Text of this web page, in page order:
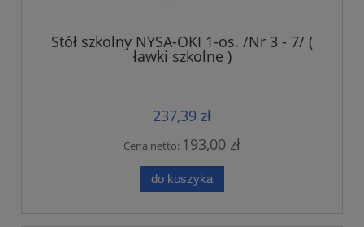
Stół szkolny NYSA-OKI 1-os. /Nr 3 - 7/ (
ławki szkolne )
237,39 zł
Cena netto: 193,00 zł
do koszyka